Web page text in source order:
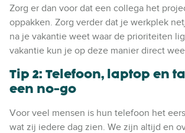
Zorg er dan voor dat een collega het
oppakken. Zorg verder dat je werkplek
na je vakantie weet waar de prioriteiten
vakantie kun je op deze manier direct
Tip 2: Telefoon, laptop en
een no-go
Voor veel mensen is hun telefoon het
wat zij iedere dag zien. We zijn altijd en